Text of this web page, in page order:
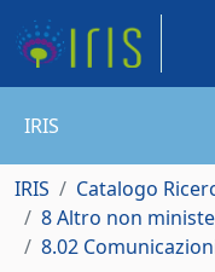
IRIS
IRIS
Catalogo
8 Altro non
8.02